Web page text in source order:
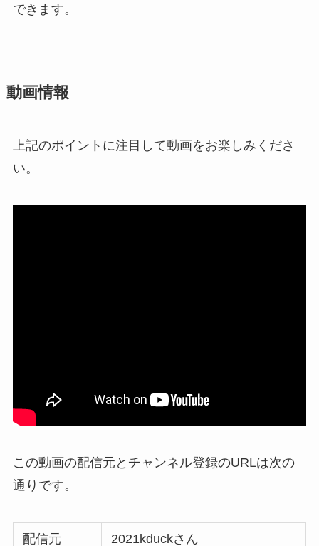
できます。
動画情報
上記のポイントに注目して動画をお楽しみくださ
い。
この動画の配信元とチャンネル登録のURLは次の
通りです。
配信元 2021kduckさん